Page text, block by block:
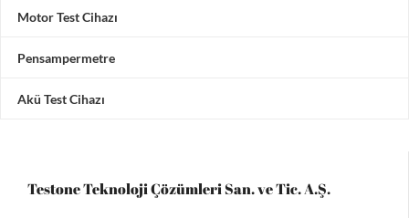
Motor Test Cihazı
Pensampermetre
Akü Test Cihazı
Testone Teknoloji Çözümleri San. ve Tic. A.Ş.